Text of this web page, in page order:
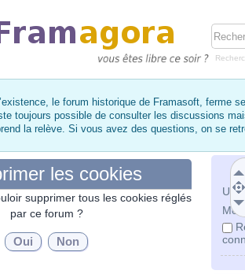
le forum historique de Framasoft, ferme
toujours possible de consulter les discussions
la relève. Si vous avez des questions, on se
Mot
les cookies
supprimer tous les cookies réglés
par ce forum ?